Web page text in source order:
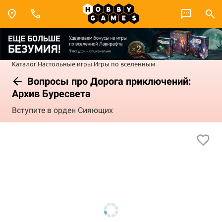
Каталог Настольные игры Игры по вселенным
Вопросы про Дорога приключений:
Архив Буресвета
Вступите в орден Сияющих